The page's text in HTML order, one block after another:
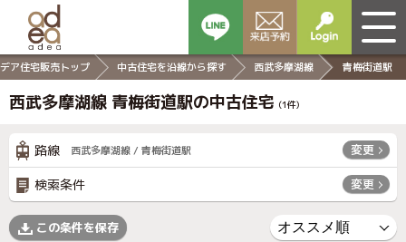
ア住宅販売トップ 中古住宅を沿線から探す 西武多摩湖線 青梅街道駅
西武多摩湖線 青梅街道駅の中古住宅 (1件)
路線 西武多摩湖線 / 青梅街道駅 変更
検索条件 変更
この条件を保存